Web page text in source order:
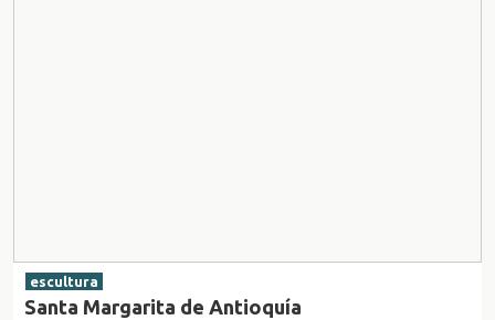
escultura
Santa Margarita de Antioquía